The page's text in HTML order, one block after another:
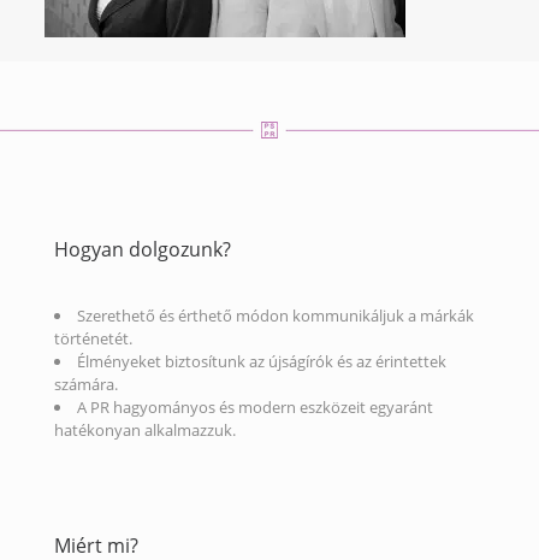
Hogyan dolgozunk?
Szerethető és érthető módon kommunikáljuk a márkák
történetét.
Élményeket biztosítunk az újságírók és az érintettek
számára.
A PR hagyományos és modern eszközeit egyaránt
hatékonyan alkalmazzuk.
Miért mi?